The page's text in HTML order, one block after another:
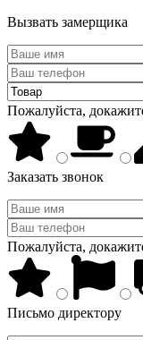
Вызвать замерщика
Пожалуйста,
Заказать звонок
Пожалуйста,
Письмо директору